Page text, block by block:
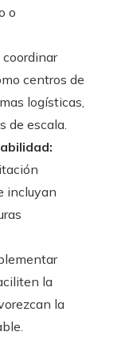
o
coordinar
centros de
logísticas,
de escala.
incluyan
la
la